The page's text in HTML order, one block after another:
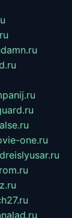
one.ru